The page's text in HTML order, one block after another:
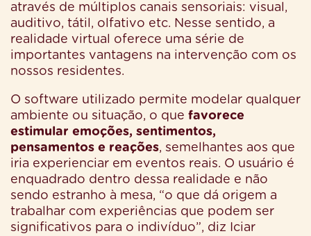
através de múltiplos canais sensoriais: visual,
auditivo, tátil, olfativo etc. Nesse sentido, a
realidade virtual oferece uma série de
importantes vantagens na intervenção com os
nossos residentes.
O software utilizado permite modelar qualquer
ambiente ou situação, o que favorece
estimular emoções, sentimentos,
pensamentos e reações, semelhantes aos que
iria experienciar em eventos reais. O usuário é
enquadrado dentro dessa realidade e não
sendo estranho à mesa, “o que dá origem a
trabalhar com experiências que podem ser
significativos para o indivíduo”, diz Iciar